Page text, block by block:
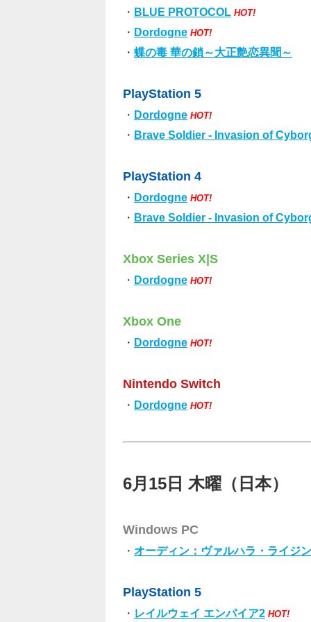
・ BLUE PROTOCOL HOT!
・ Dordogne HOT!
・ 蝶の毒 華の鎖～大正艶恋異聞～
PlayStation 5
・ Dordogne HOT!
・ Brave Soldier - Invasion of
PlayStation 4
・ Dordogne HOT!
・ Brave Soldier - Invasion of
Xbox Series X|S
・ Dordogne HOT!
Xbox One
・ Dordogne HOT!
Nintendo Switch
・ Dordogne HOT!
6月15日 木曜（日本）
Windows PC
・ オーディン：ヴァルハラ・ライジ
PlayStation 5
・ レイルウェイ エンパイア2 HOT!